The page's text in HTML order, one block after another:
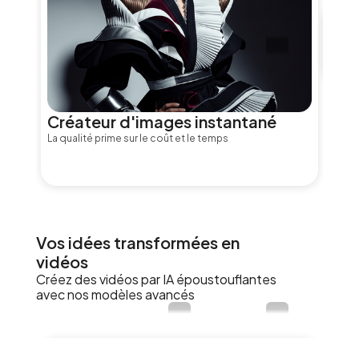
Créateur d'images instantané
La qualité prime sur le coût et le temps
Vos idées transformées en
vidéos
Créez des vidéos par IA époustouflantes
avec nos modèles avancés